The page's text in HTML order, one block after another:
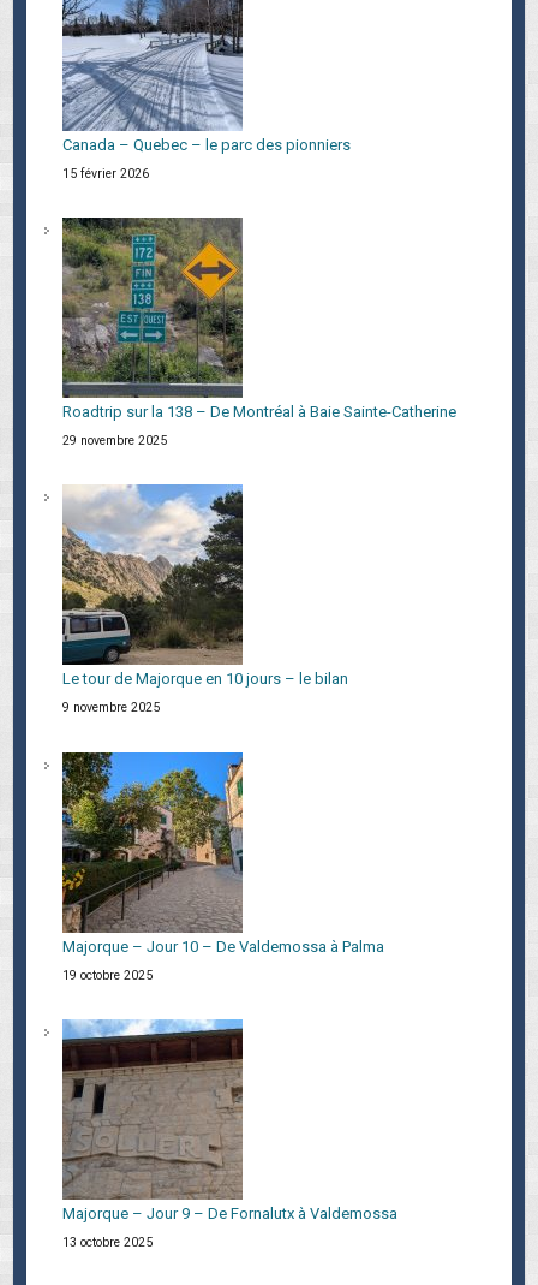
Canada – Quebec – le parc des pionniers
15 février 2026
Roadtrip sur la 138 – De Montréal à Baie Sainte-Catherine
29 novembre 2025
Le tour de Majorque en 10 jours – le bilan
9 novembre 2025
Majorque – Jour 10 – De Valdemossa à Palma
19 octobre 2025
Majorque – Jour 9 – De Fornalutx à Valdemossa
13 octobre 2025